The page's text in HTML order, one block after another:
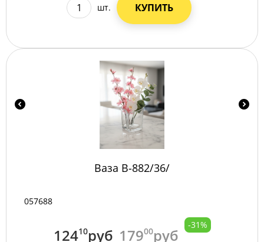
шт. КУПИТЬ
Ваза B-882/36/
057688
12410руб 17900руб
-31%